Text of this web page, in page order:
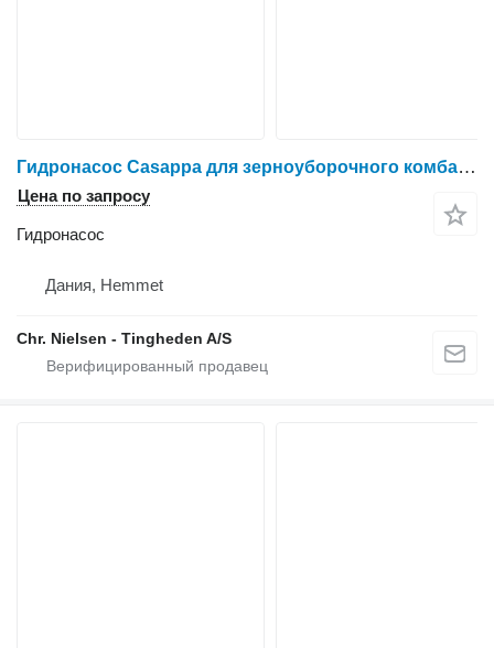
Гидронасос Casappa для зерноуборочного комбайна Massey Ferguson 9280
Цена по запросу
Гидронасос
Дания, Hemmet
Chr. Nielsen - Tingheden A/S